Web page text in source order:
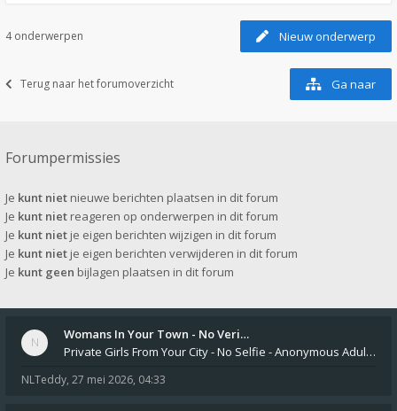
Nieuw onderwerp
4 onderwerpen
Terug naar het forumoverzicht Ga naar
Forumpermissies
Je kunt niet nieuwe berichten plaatsen in dit forum
Je kunt niet reageren op onderwerpen in dit forum
Je kunt niet je eigen berichten wijzigen in dit forum
Je kunt niet je eigen berichten verwijderen in dit forum
Je kunt geen bijlagen plaatsen in dit forum
Womans In Your Town - No Veri…
Private Girls From Your City - No Selfie - Anonymous Adult Dating https://privatedates.live Private Girls In Your
NLTeddy, 27 mei 2026, 04:33